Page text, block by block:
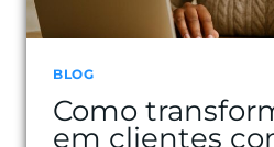
BLOG
Como
em clientes